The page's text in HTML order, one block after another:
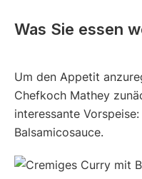
Was Sie essen
Um den Appetit
Chefkoch Mathey
interessante
Balsamicosauce.